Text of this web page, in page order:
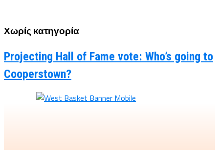
Χωρίς κατηγορία
Projecting Hall of Fame vote: Who’s going to
Cooperstown?